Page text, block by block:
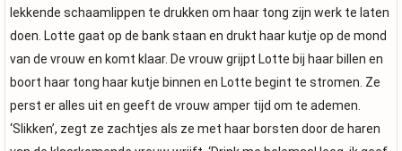
lekkende schaamlippen te drukken om haar tong zijn werk te laten
doen. Lotte gaat op de bank staan en drukt haar kutje op de mond
van de vrouw en komt klaar. De vrouw grijpt Lotte bij haar billen en
boort haar tong haar kutje binnen en Lotte begint te stromen. Ze
perst er alles uit en geeft de vrouw amper tijd om te ademen.
‘Slikken’, zegt ze zachtjes als ze met haar borsten door de haren